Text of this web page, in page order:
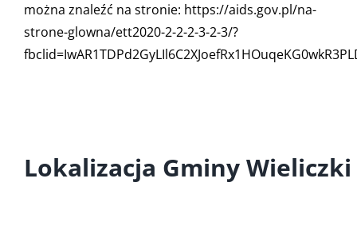
można znaleźć na stronie: https://aids.gov.pl/na-
strone-glowna/ett2020-2-2-2-3-2-3/?
Lokalizacja Gminy Wieliczki